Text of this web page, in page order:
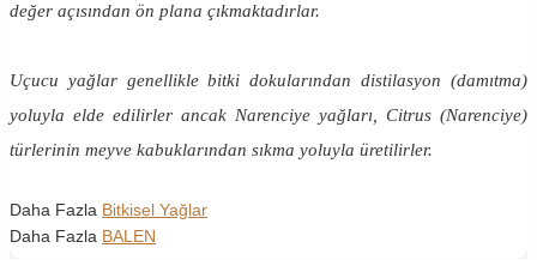
değer açısından ön plana çıkmaktadırlar.
Uçucu yağlar genellikle bitki dokularından distilasyon (damıtma)
yoluyla elde edilirler ancak Narenciye yağları, Citrus (Narenciye)
türlerinin meyve kabuklarından sıkma yoluyla üretilirler.
Daha Fazla Bitkisel Yağlar
Daha Fazla BALEN